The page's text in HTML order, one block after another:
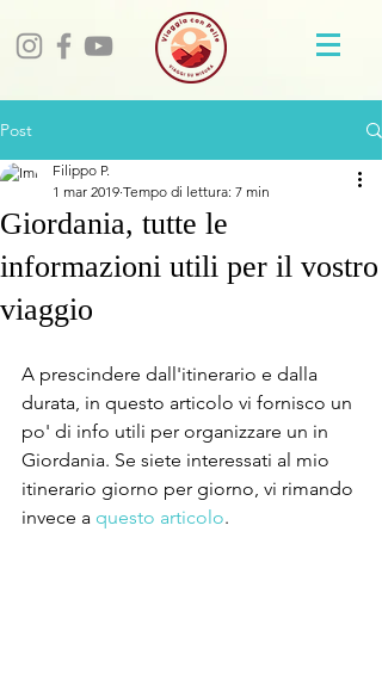
Post
Giordania, tutte le
informazioni utili per il vostro
viaggio
Filippo P.
1 mar 2019 Tempo di lettura: 7 min
A prescindere dall'itinerario e dalla
durata, in questo articolo vi fornisco un
po' di info utili per organizzare un in
Giordania. Se siete interessati al mio
itinerario giorno per giorno, vi rimando
invece a questo articolo.